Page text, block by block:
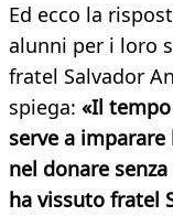
Ed ecco la
alunni per i loro
fratel Salvador
spiega: «Il
serve a imparare
nel donare
ha vissuto fratel